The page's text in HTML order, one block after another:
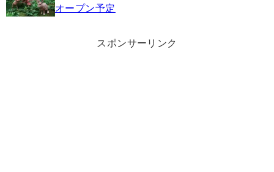
オープン予定
スポンサーリンク